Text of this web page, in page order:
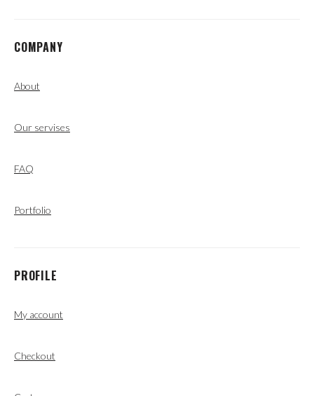
COMPANY
About
Our servises
FAQ
Portfolio
PROFILE
My account
Checkout